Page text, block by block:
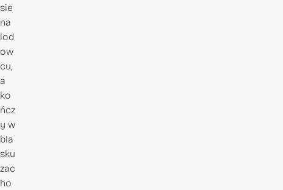
sie
na
lod
ow
cu,
a
ko
ńcz
y w
bla
sku
zac
ho